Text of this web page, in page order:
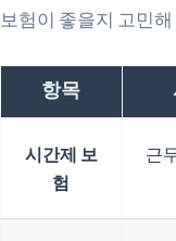
보험이 좋을지 고민
항목
시간제 보
험
근